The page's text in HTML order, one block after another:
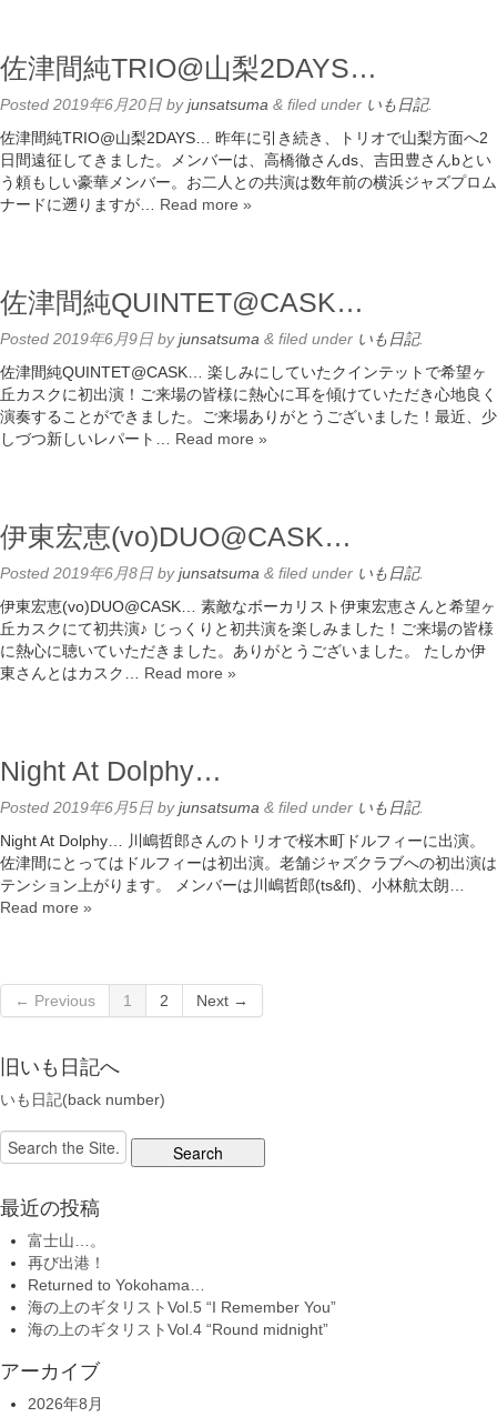
佐津間純TRIO@山梨2DAYS…
Posted 2019年6月20日 byjunsatsuma & filed under いも日記.
佐津間純TRIO@山梨2DAYS… 昨年に引き続き、トリオで山梨方面へ2
日間遠征してきました。メンバーは、高橋徹さんds、吉田豊さんbとい
う頼もしい豪華メンバー。お二人との共演は数年前の横浜ジャズプロム
ナードに遡りますが… Read more »
佐津間純QUINTET@CASK…
Posted 2019年6月9日 byjunsatsuma & filed under いも日記.
佐津間純QUINTET@CASK… 楽しみにしていたクインテットで希望ヶ
丘カスクに初出演！ご来場の皆様に熱心に耳を傾けていただき心地良く
演奏することができました。ご来場ありがとうございました！最近、少
しづつ新しいレパート… Read more »
伊東宏恵(vo)DUO@CASK…
Posted 2019年6月8日 byjunsatsuma & filed under いも日記.
伊東宏恵(vo)DUO@CASK… 素敵なボーカリスト伊東宏恵さんと希望ヶ
丘カスクにて初共演♪ じっくりと初共演を楽しみました！ご来場の皆様
に熱心に聴いていただきました。ありがとうございました。 たしか伊
東さんとはカスク… Read more »
Night At Dolphy…
Posted 2019年6月5日 byjunsatsuma & filed under いも日記.
Night At Dolphy… 川嶋哲郎さんのトリオで桜木町ドルフィーに出演。
佐津間にとってはドルフィーは初出演。老舗ジャズクラブへの初出演は
テンション上がります。 メンバーは川嶋哲郎(ts&fl)、小林航太朗…
Read more »
← Previous 1 2 Next →
旧いも日記へ
いも日記(back number)
Search
for:
最近の投稿
富士山…。
再び出港！
Returned to Yokohama…
海の上のギタリストVol.5 “I Remember You”
海の上のギタリストVol.4 “Round midnight”
アーカイブ
2026年8月